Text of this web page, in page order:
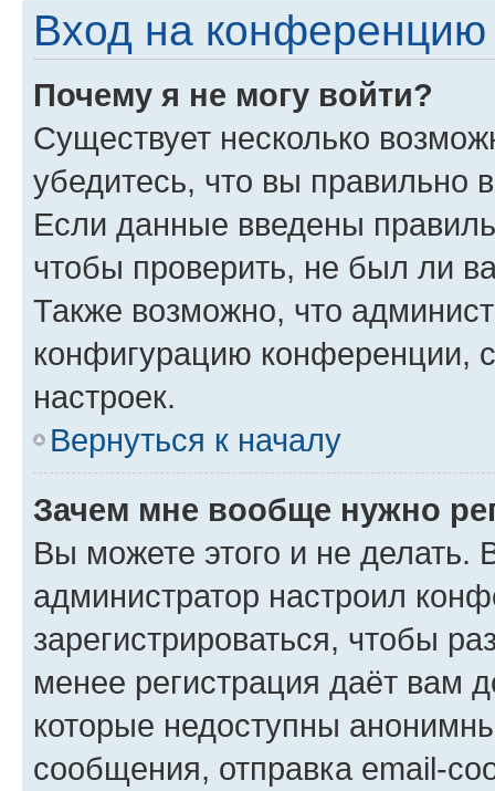
Вход на конференцию
Почему я не могу войти?
Существует несколько
убедитесь, что вы правильно
Если данные введены
чтобы проверить, не был ли
Также возможно, что
конфигурацию конференции,
настроек.
Вернуться к началу
Зачем мне вообще нужно
Вы можете этого и не делать.
администратор настроил
зарегистрироваться, чтобы
менее регистрация даёт вам
которые недоступны
сообщения, отправка email-